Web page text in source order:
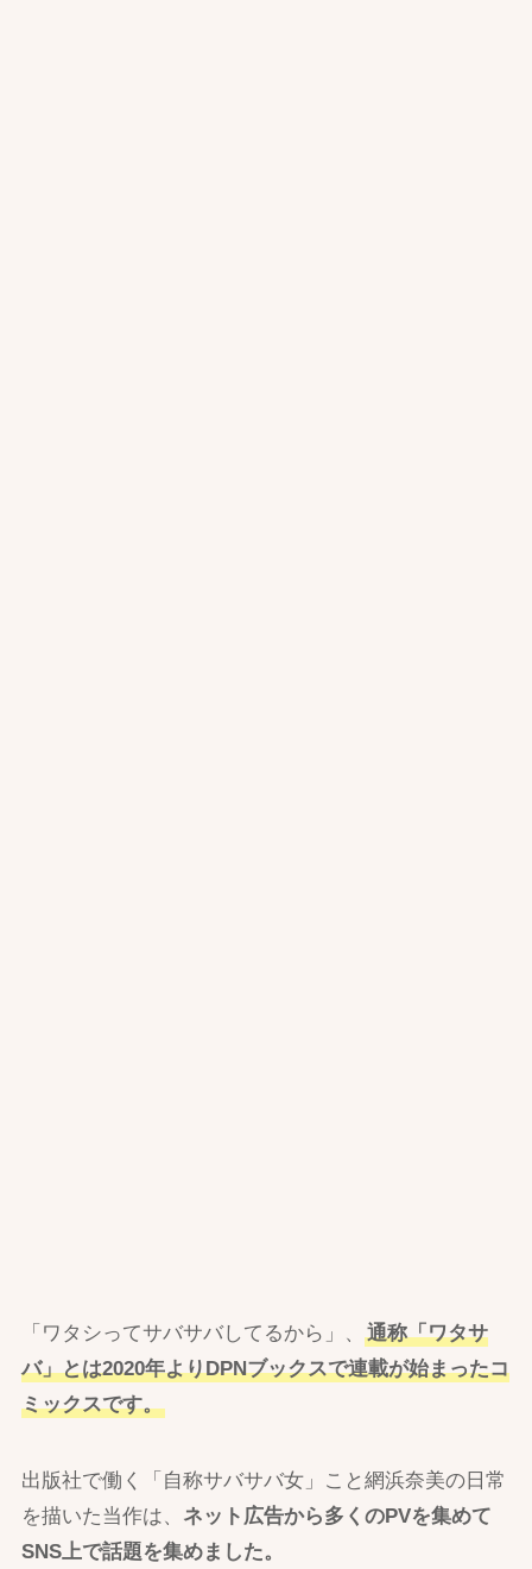
「ワタシってサバサバしてるから」、
通称「ワタサ
バ」とは2020年よりDPNブックスで連載が始まったコ
ミックスです。
出版社で働く「自称サバサバ女」こと網浜奈美の日常
を描いた当作は、 ネット広告から多くのPVを集めて
SNS上で話題を集めました。